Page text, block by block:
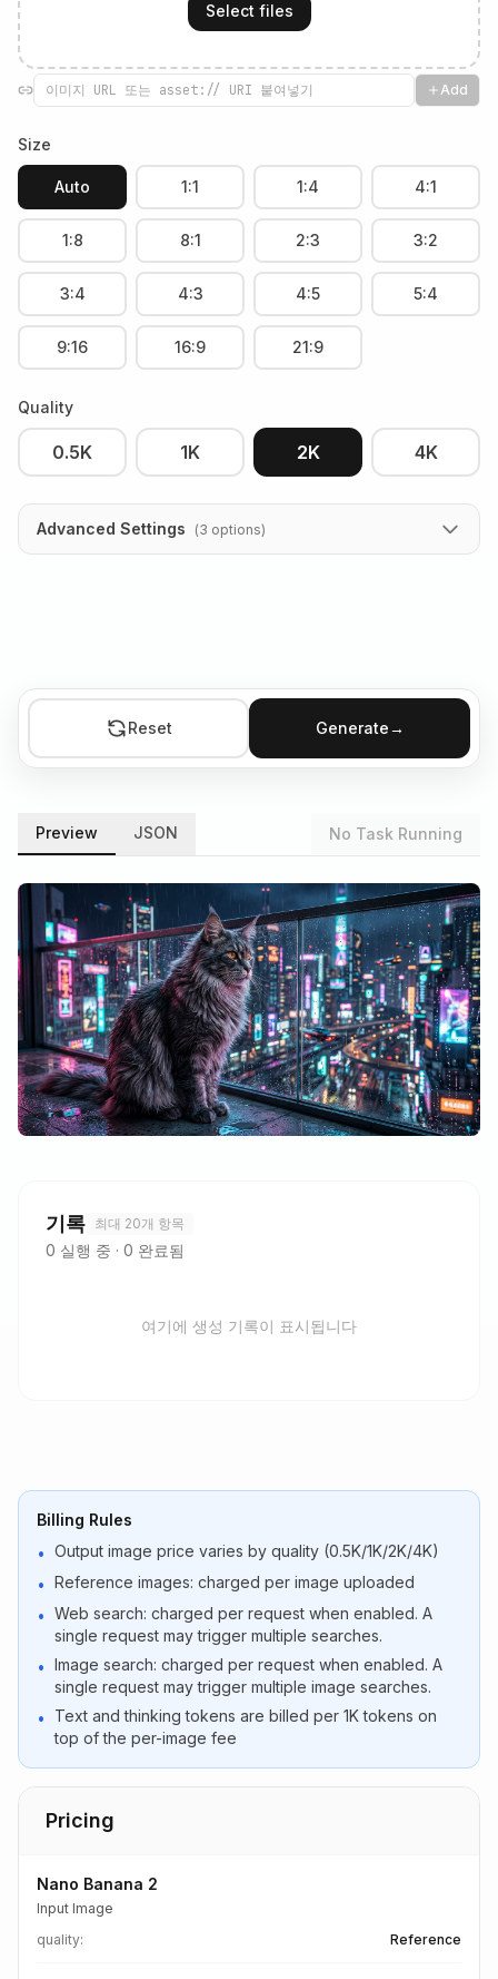
Select files
Add
Size
Auto 1:1 1:4 4:1
1:8 8:1 2:3 3:2
3:4 4:3 4:5 5:4
9:16 16:9 21:9
Quality
0.5K 1K 2K 4K
Advanced Settings (3 options)
Reset Generate→
Preview JSON No Task Running
기록 최대 20개 항목
0 실행 중 · 0 완료됨
여기에 생성 기록이 표시됩니다
Billing Rules
• Output image price varies by quality (0.5K/1K/2K/4K)
• Reference images: charged per image uploaded
• Web search: charged per request when enabled. A
single request may trigger multiple searches.
• Image search: charged per request when enabled. A
single request may trigger multiple image searches.
•
Text and thinking tokens are billed per 1K tokens on
top of the per-image fee
Pricing
Nano Banana 2
Input Image
quality: Reference